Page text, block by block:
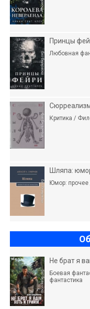
Принцы
Любовная
Критика /
Шляпа:
Юмор: прочее
Не брат я
Боевая
фантастика